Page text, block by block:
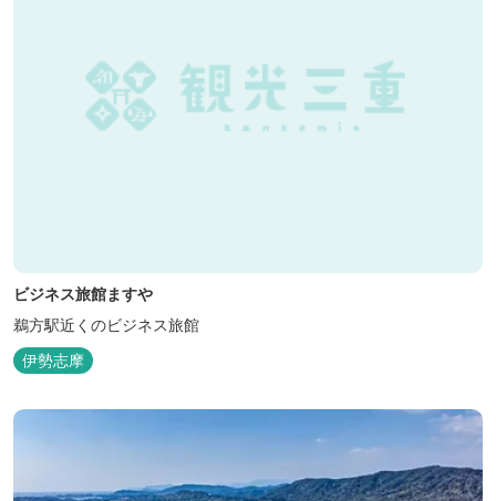
ビジネス旅館ますや
鵜方駅近くのビジネス旅館
伊勢志摩